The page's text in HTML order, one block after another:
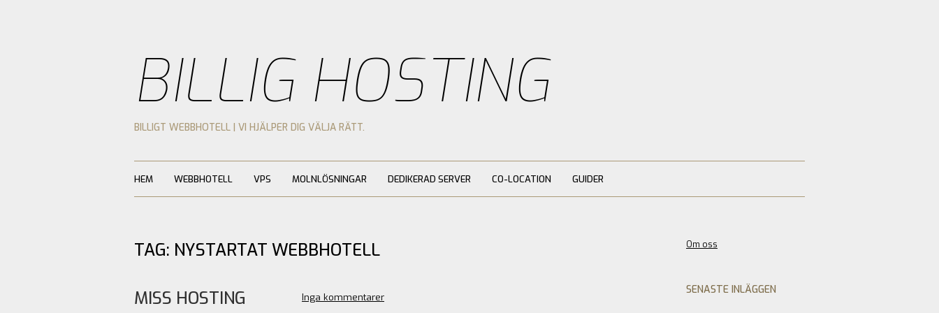
BILLIG HOSTING
BILLIGT WEBBHOTELL | VI HJÄLPER DIG VÄLJA RÄTT.
HEM WEBBHOTELL VPS MOLNLÖSNINGAR DEDIKERAD SERVER CO-LOCATION GUIDER
Om oss
SENASTE INLÄGGEN
TAG: NYSTARTAT WEBBHOTELL
MISS HOSTING Inga kommentarer